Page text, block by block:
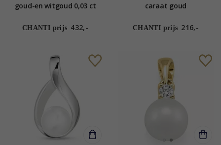
goud-en witgoud 0,03 ct
CHANTI prijs 432,-
caraat goud
CHANTI prijs 216,-